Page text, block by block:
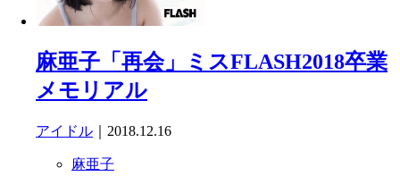
麻亜子「再会」ミスFLASH2018卒業
メモリアル
アイドル ｜2018.12.16
麻亜子